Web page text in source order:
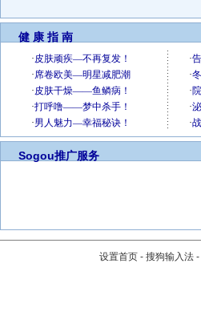
健 康 指 南
Sogou推广服务
设置首页 - 搜狗输入法 -